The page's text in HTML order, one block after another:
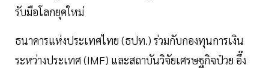
รับมือโลกยุคใหม่
ธนาคารแห่งประเทศไทย (ธปท.) ร่วมกับกองทุนการเงิน
ระหว่างประเทศ (IMF) และสถาบันวิจัยเศรษฐกิจป๋วย อึ๊ง